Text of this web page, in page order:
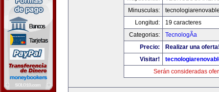
Minusculas:
Longitud:
19 caracteres
Categorias:
TecnologÃ­a
Precio:
Realizar una
Visitar!
Serán consideradas